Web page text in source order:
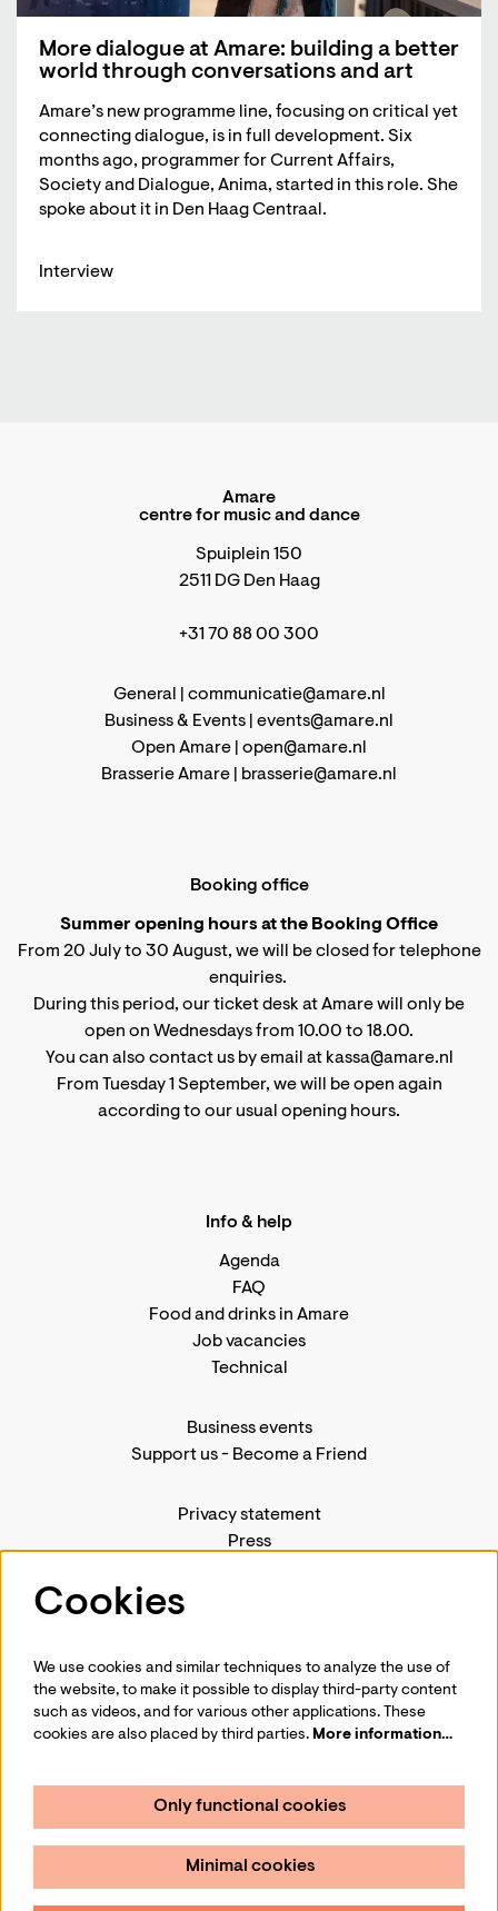
More dialogue at Amare: building a better
world through conversations and art
Amare’s new programme line, focusing on critical yet
connecting dialogue, is in full development. Six
months ago, programmer for Current Affairs,
Society and Dialogue, Anima, started in this role. She
spoke about it in Den Haag Centraal.
Interview
Amare
centre for music and dance
Spuiplein 150
2511 DG Den Haag
+31 70 88 00 300
General | communicatie@amare.nl
Business & Events | events@amare.nl
Open Amare | open@amare.nl
Brasserie Amare |
brasserie@amare.nl
Booking office
Summer opening hours at the Booking Office
From 20 July to 30 August, we will be closed for telephone
enquiries.
During this period, our ticket desk at Amare will only be
open on Wednesdays from 10.00 to 18.00.
You can also contact us by email at kassa@amare.nl
From Tuesday 1 September, we will be open again
according to our usual opening hours.
Info & help
Agenda
FAQ
Food and drinks in Amare
Job vacancies
Technical
Business events
Support us- Become a Friend
Privacy statement
Press
Follow us
Sign up
Cookies
We use cookies and similar techniques to analyze the use of
the website, to make it possible to display third-party content
such as videos, and for various other applications. These
cookies are also placed by third parties. More information…
Only functional cookies
Minimal cookies